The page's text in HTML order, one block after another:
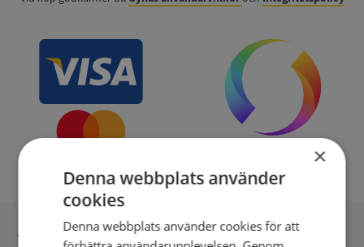
Inga kopior till omfrågad
×
Denna webbplats använder
cookies
Denna webbplats använder cookies för att